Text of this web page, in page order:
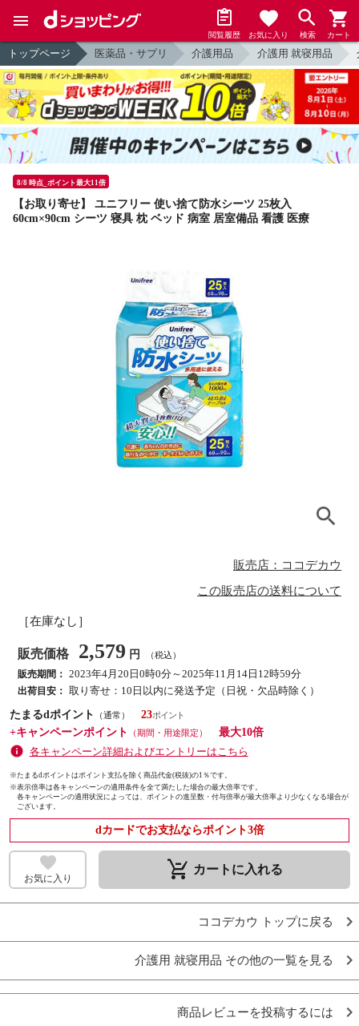
閲覧履歴 お気に入り 検索 カート
トップページ 医薬品・サプリ 介護用品 介護用 就寝用品
8/8 時点_ポイント最大11倍
【お取り寄せ】 ユニフリー 使い捨て防水シーツ 25枚入
60cm×90cm シーツ 寝具 枕 ベッド 病室 居室備品 看護 医療
販売店：ココデカウ
この販売店の送料について
［在庫なし］
販売価格 2,579 円 （税込）
販売期間： 2023年4月20日0時0分～2025年11月14日12時59分
出荷目安： 取り寄せ：10日以内に発送予定（日祝・欠品時除く）
たまるdポイント
（通常）
23
+キャンペーンポイント
（期間・用途限定）
最大10倍
各キャンペーン詳細およびエントリーはこちら
※たまるdポイントはポイント支払を除く商品代金(税抜)の1％です。
※表示倍率は各キャンペーンの適用条件を全て満たした場合の最大倍率です。
各キャンペーンの適用状況によっては、ポイントの進呈数・付与倍率が最大倍率より少なくなる場合が
ございます。
dカードでお支払ならポイント3倍
お気に入り remove_shopping_cart カートに入れる
ココデカウ トップに戻る
介護用 就寝用品 その他の一覧を見る
商品レビューを投稿するには